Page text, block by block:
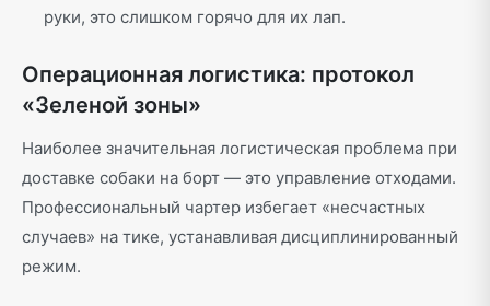
руки, это слишком горячо для их лап.
Операционная логистика: протокол
«Зеленой зоны»
Наиболее значительная логистическая проблема при
доставке собаки на борт — это управление отходами.
Профессиональный чартер избегает «несчастных
случаев» на тике, устанавливая дисциплинированный
режим.